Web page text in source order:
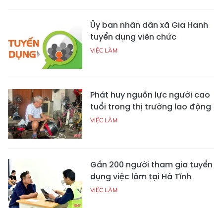
Ủy ban nhân dân xã Gia Hanh
tuyển dụng viên chức
VIỆC LÀM
Phát huy nguồn lực người cao
tuổi trong thị trường lao động
VIỆC LÀM
Gần 200 người tham gia tuyển
dụng việc làm tại Hà Tĩnh
VIỆC LÀM